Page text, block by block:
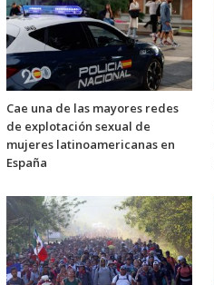
Cae una de las mayores redes
de explotación sexual de
mujeres latinoamericanas en
España